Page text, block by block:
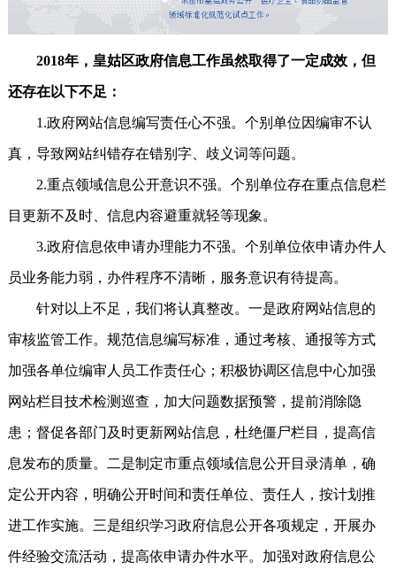
2018年，皇姑区政府信息工作虽然取得了一定成效，但
还存在以下不足：
1.政府网站信息编写责任心不强。个别单位因编审不认
真，导致网站纠错存在错别字、歧义词等问题。
2.重点领域信息公开意识不强。个别单位存在重点信息栏
目更新不及时、信息内容避重就轻等现象。
3.政府信息依申请办理能力不强。个别单位依申请办件人
员业务能力弱，办件程序不清晰，服务意识有待提高。
针对以上不足，我们将认真整改。一是政府网站信息的
审核监管工作。规范信息编写标准，通过考核、通报等方式
加强各单位编审人员工作责任心；积极协调区信息中心加强
网站栏目技术检测巡查，加大问题数据预警，提前消除隐
患；督促各部门及时更新网站信息，杜绝僵尸栏目，提高信
息发布的质量。二是制定市重点领域信息公开目录清单，确
定公开内容，明确公开时间和责任单位、责任人，按计划推
进工作实施。三是组织学习政府信息公开各项规定，开展办
件经验交流活动，提高依申请办件水平。加强对政府信息公